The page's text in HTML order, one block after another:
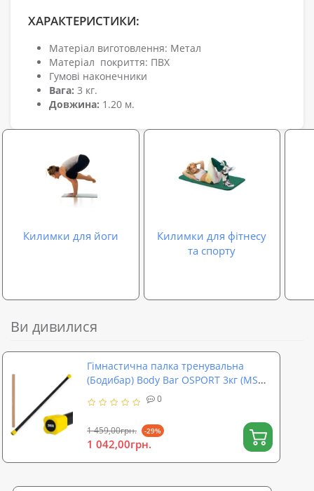
ХАРАКТЕРИСТИКИ:
Матеріал виготовлення: Метал
Матеріал покриття: ПВХ
Гумові наконечники
Вага: 3 кг.
Довжина: 1.20 м.
Килимки для йоги
Килимки для фітнесу
та спорту
Ви дивилися
Гімнастична палка тренувальна
(Бодибар) Body Bar OSPORT 3кг (MS
0
1 459,00грн. -29%
1 042,00грн.